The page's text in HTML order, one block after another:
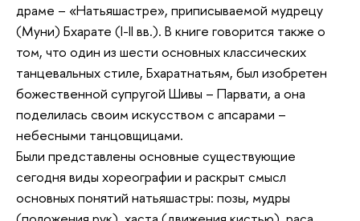
драме – «Натьяшастре», приписываемой мудрецу
(Муни) Бхарате (I-II вв.). В книге говорится также о
том, что один из шести основных классических
танцевальных стиле, Бхаратнатьям, был изобретен
божественной супругой Шивы – Парвати, а она
поделилась своим искусством с апсарами –
небесными танцовщицами.
Были представлены основные существующие
сегодня виды хореографии и раскрыт смысл
основных понятий натьяшастры: позы, мудры